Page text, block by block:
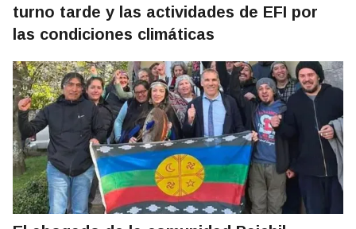
turno tarde y las actividades de EFI por
las condiciones climáticas